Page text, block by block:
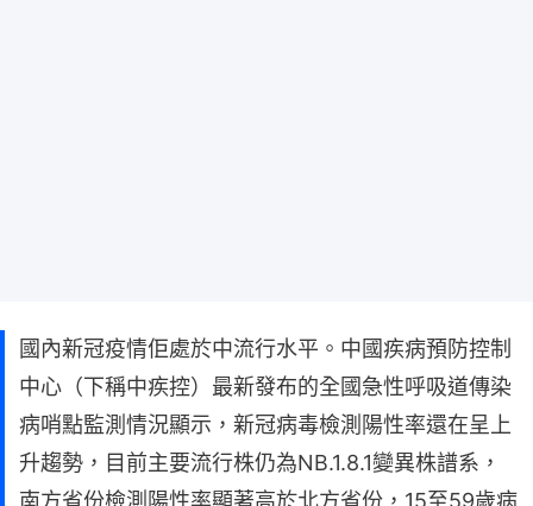
國內新冠疫情佢處於中流行水平。中國疾病預防控制
中心（下稱中疾控）最新發布的全國急性呼吸道傳染
病哨點監測情況顯示，新冠病毒檢測陽性率還在呈上
升趨勢，目前主要流行株仍為NB.1.8.1變異株譜系，
南方省份檢測陽性率顯著高於北方省份，15至59歲病